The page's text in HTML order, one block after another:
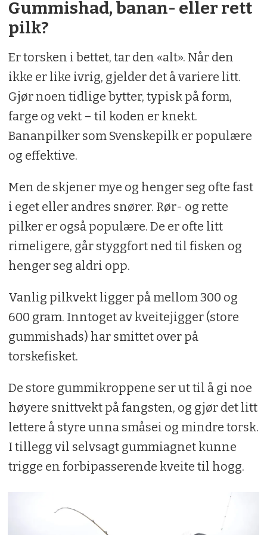
Gummishad, banan- eller rett
pilk?
Er torsken i bettet, tar den «alt». Når den
ikke er like ivrig, gjelder det å variere litt.
Gjør noen tidlige bytter, typisk på form,
farge og vekt – til koden er knekt.
Bananpilker som Svenskepilk er populære
og effektive.
Men de skjener mye og henger seg ofte fast
i eget eller andres snører. Rør- og rette
pilker er også populære. De er ofte litt
rimeligere, går styggfort ned til fisken og
henger seg aldri opp.
Vanlig pilkvekt ligger på mellom 300 og
600 gram. Inntoget av kveitejigger (store
gummishads) har smittet over på
torskefisket.
De store gummikroppene ser ut til å gi noe
høyere snittvekt på fangsten, og gjør det litt
lettere å styre unna småsei og mindre torsk.
I tillegg vil selvsagt gummiagnet kunne
trigge en forbipasserende kveite til hogg.